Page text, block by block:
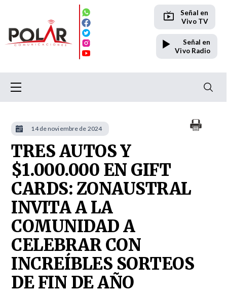
Señal en
Vivo TV
Señal en
Vivo Radio
TRES AUTOS Y
$1.000.000 EN GIFT
CARDS: ZONAUSTRAL
INVITA A LA
COMUNIDAD A
CELEBRAR CON
INCREÍBLES SORTEOS
DE FIN DE AÑO
14 de noviembre de 2024